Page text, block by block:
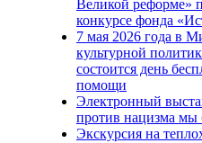
Великой реформе»
конкурсе фонда
7 мая 2026 года в
культурной
состоится день
помощи
Электронный
против нацизма мы
Экскурсия на